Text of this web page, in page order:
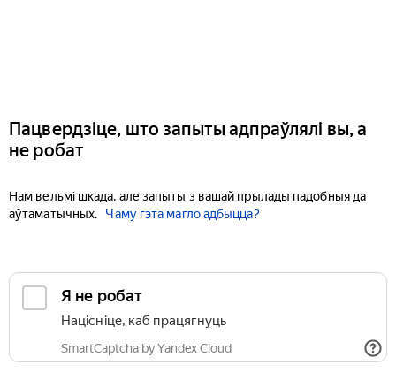
Пацвердзіце, што запыты адпраўлялі вы, а
не робат
Нам вельмі шкада, але запыты з вашай прылады падобныя да
аўтаматычных.
Чаму гэта магло адбыцца?
Я не робат
Націсніце, каб працягнуць
SmartCaptcha by Yandex Cloud